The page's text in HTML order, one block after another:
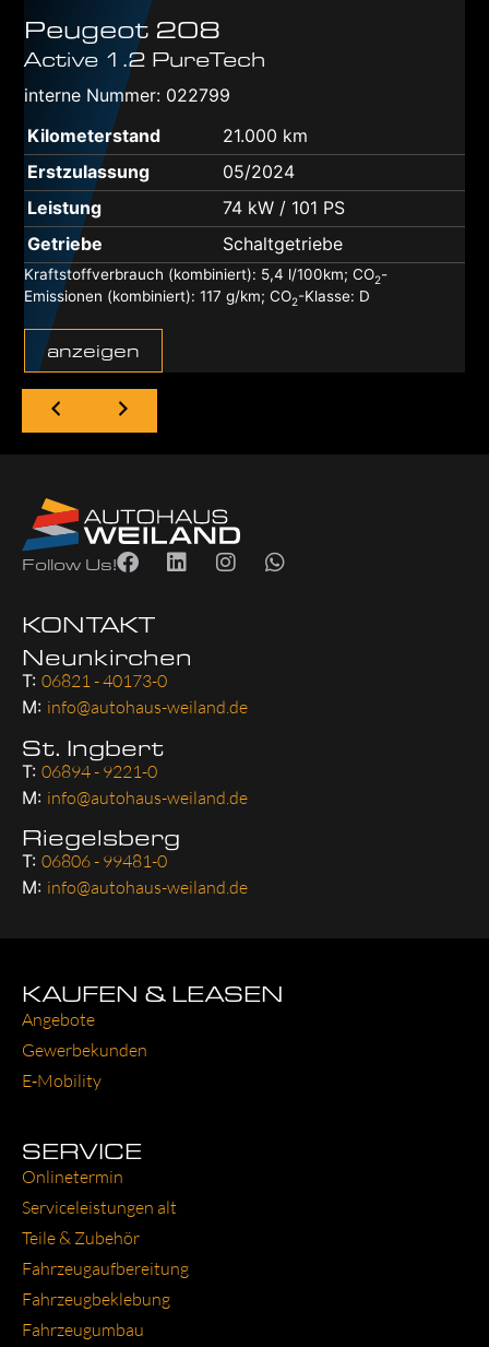
Peugeot 208
Active 1.2 PureTech
interne Nummer: 022799
Kilometerstand
21.000 km
Erstzulassung
05/2024
Leistung
74 kW / 101 PS
Getriebe
Schaltgetriebe
Kraftstoffverbrauch (kombiniert): 5,4 l/100km; CO2-
Emissionen (kombiniert): 117 g/km; CO2-Klasse: D
anzeigen
Follow Us!
KONTAKT
Neunkirchen
T: 06821 - 40173-0
M: info@autohaus-weiland.de
St. Ingbert
T: 06894 - 9221-0
M: info@autohaus-weiland.de
Riegelsberg
T: 06806 - 99481-0
M: info@autohaus-weiland.de
KAUFEN & LEASEN
Ange­bo­te
Gewer­be­kun­den
E‑Mobility
SERVICE
Online­ter­min
Ser­vice­leis­tun­gen alt
Tei­le & Zube­hör
Fahr­zeug­auf­be­rei­tung
Fahr­zeug­be­kle­bung
Fahr­zeug­um­bau